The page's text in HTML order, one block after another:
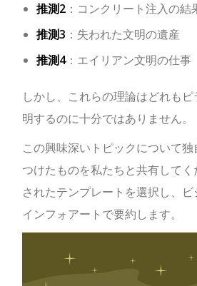
推測2 ：コンクリート注入の結
推測3 ：失われた文明の遺産
推測4：エイリアン文明の仕事
しかし、これらの理論はどれも
明するのに十分ではありません。
この興味深いトピックについて
つけたものを私たちと共有して
されたテンプレートを選択し、
インフォアートで要約します。